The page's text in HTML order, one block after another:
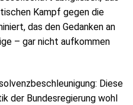
Kampf gegen die
das den Gedanken an
– gar nicht aufkommen
Diese
der Bundesregierung wohl